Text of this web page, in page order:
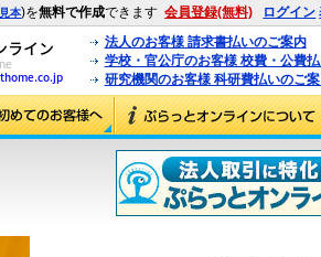
見本)を無料で作成できます 会員登録(無料) ログイン
法人のお客様 請求書払いのご案内
学校・官公庁のお客様 校費・公費
研究機関のお客様 科研費払いのご